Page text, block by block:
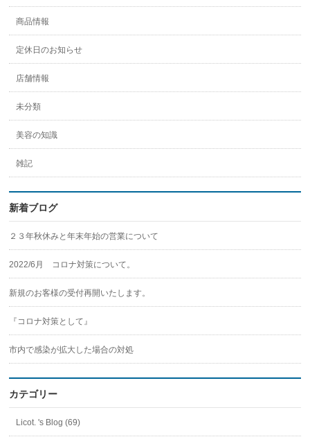
示
商品情報
定休日のお知らせ
店舗情報
未分類
美容の知識
雑記
新着ブログ
２３年秋休みと年末年始の営業について
2022/6月 コロナ対策について。
新規のお客様の受付再開いたします。
『コロナ対策として』
市内で感染が拡大した場合の対処
カテゴリー
Licot. 's Blog (69)